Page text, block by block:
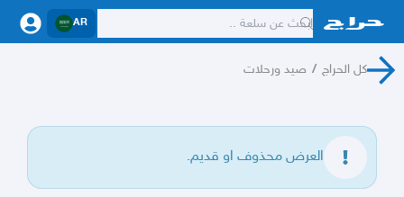
AR
كل الحراج / صيد ورحلات
العرض محذوف او قديم.